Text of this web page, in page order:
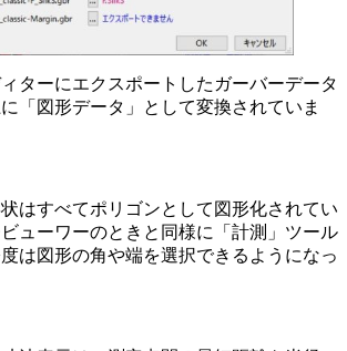
ターにエクスポートしたガーバーデータ
「図形データ」として変換されていま
はすべてポリゴンとして図形化されてい
ューワーのときと同様に「計測」ツール
は図形の角や端を選択できるようになっ